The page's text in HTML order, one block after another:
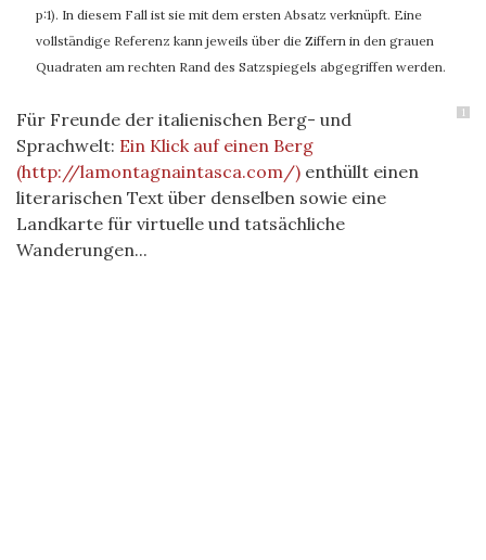
p:1). In diesem Fall ist sie mit dem ersten Absatz verknüpft. Eine
vollständige Referenz kann jeweils über die Ziffern in den grauen
Quadraten am rechten Rand des Satzspiegels abgegriffen werden.
1
Für Freunde der italienischen Berg- und
Sprachwelt: Ein Klick auf einen Berg
(http://lamontagnaintasca.com/) enthüllt einen
literarischen Text über denselben sowie eine
Landkarte für virtuelle und tatsächliche
Wanderungen...